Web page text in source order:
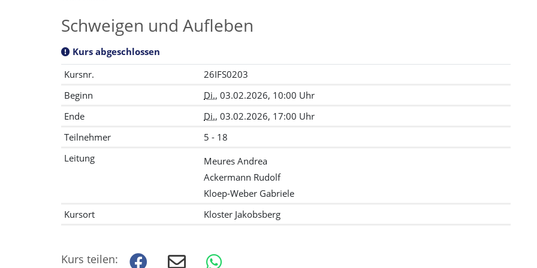
Schweigen und Aufleben
Kurs abgeschlossen
Kursnr.
26IFS0203
Beginn
Di., 03.02.2026, 10:00 Uhr
Ende
Di., 03.02.2026, 17:00 Uhr
Teilnehmer
5 - 18
Leitung
Meures Andrea
Ackermann Rudolf
Kloep-Weber Gabriele
Kursort
Kloster Jakobsberg
Kurs teilen: